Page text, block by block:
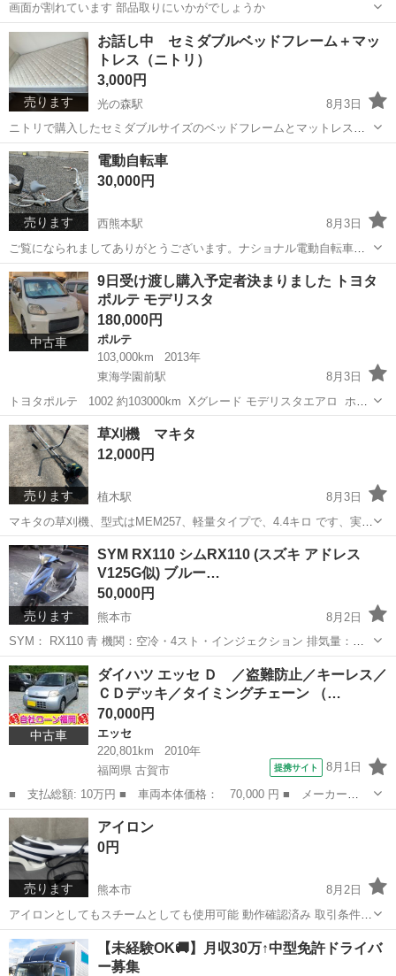
画面が割れています 部品取りにいかがでしょうか
熊本 宇城市 松橋駅 テレビ 75インチ
売ります
お話し中 セミダブルベッドフレーム＋マッ
トレス（ニトリ）
3,000円
光の森駅
8月3日
ニトリで購入したセミダブルサイズのベッドフレームとマットレスの
セットです。 購入価格：約40,000円 使用期間：約1年 状態：目立った
傷や汚れもなく、まだまだ綺麗な状態です。 不要になったため出品い
たします。 ...
熊本 菊池郡 光の森駅
売ります
電動自転車
30,000円
西熊本駅
8月3日
ご覧になられましてありがとうございます。ナショナル電動自転車で
す。24インチ、ライト、3段ギア、充電器付き、充電は、時間掛かりま
すが、満タン充電出来ました。古いものですがあんまり、乗っていま
せん。新車で買って倉庫内にシート掛...
熊本 熊本市 西熊本駅 電動アシスト自転車 24インチ
中古車
9日受け渡し購入予定者決まりました トヨタ
ポルテ モデリスタ
180,000円
ポルテ
103,000km
2013年
東海学園前駅
8月3日
トヨタポルテ 1002 約103000km Xグレード モデリスタエアロ ホワ
イトパール 初年度登録平成25年9月 車検有効期限 令和8年10月 軽自動
車ではエアコンが弱い気がしてリーズナブルポルテに乗り換えまし
た...
熊本 熊本市 東海学園前駅
売ります
草刈機 マキタ
12,000円
植木駅
8月3日
マキタの草刈機、型式はMEM257、軽量タイプで、4.4キロ です、実働
品です、現状渡しです、よろしくお願いします。
熊本 熊本市
売ります
SYM RX110 シムRX110 (スズキ アドレス
V125G似) ブルー…
50,000円
熊本市
8月2日
SYM： RX110 青 機関：空冷・4スト・インジェクション 排気量：
110cc エンジン：セル・キックで始動します キックレバー付
けました！ 電装系：問題なし 駆動系：問題...
熊本 熊本市 その他
中古車
ダイハツ エッセ Ｄ ／盗難防止／キーレス／
ＣＤデッキ／タイミングチェーン （…
70,000円
エッセ
220,801km
2010年
福岡県 古賀市
提携サイト 8月1日
■ 支払総額: 10万円 ■ 車両本体価格： 70,000 円 ■ メーカー
名： ダイハツ ■ 車種名： エッセ ■ グレード名： Ｄ ／盗難
防止／キーレス／ＣＤデッキ／タイミングチェーン ■ 排気量：
660cc ■ ド...
福岡 古賀市 エッセ
売ります
アイロン
0円
熊本市
8月2日
アイロンとしてもスチームとしても使用可能 動作確認済み 取引条件→
他の品物を購入していただいた方
熊本 熊本市 生活家電